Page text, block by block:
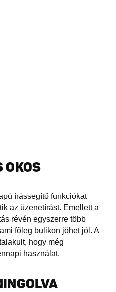
OKOS
írássegítő funkciókat
az üzenetírást. Emellett a
révén egyszerre több
főleg bulikon jöhet jól. A
hogy még
használat.